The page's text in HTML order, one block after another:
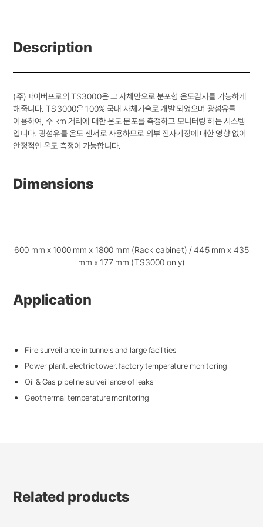
Description
(주)파이버프로의 TS3000은 그 자체만으로 분포형 온도감지를 가능하게
해줍니다. TS3000은 100% 국내 자체기술로 개발 되었으며 광섬유를
이용하여, 수 km 거리에 대한 온도 분포를 측정하고 모니터링 하는 시스템
입니다. 광섬유를 온도 센서로 사용하므로 외부 전자기장에 대한 영향 없이
안정적인 온도 측정이 가능합니다.
Dimensions
600 mm x 1000 mm x 1800 mm (Rack cabinet) / 445 mm x 435
mm x 177 mm (TS3000 only)
Application
Fire surveillance in tunnels and large facilities
Power plant. electric tower. factory temperature monitoring
Oil & Gas pipeline surveillance of leaks
Geothermal temperature monitoring
Related products